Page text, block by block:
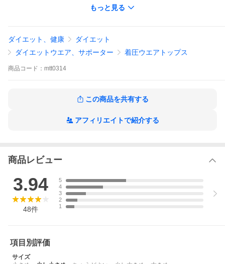
・自然に背筋が伸び、お腹が凹み、スマートに。 ベルト も緩く
・有酸素運動や、長時間のウェイトトレーニングにおいて、パフ
ォーマンスの低下を防ぎます。
・筋トレ 器具 マシン グッズ と合わせて トレーニング 効果UP
材質：ナイロン90％ スパンテックス10％
・金剛筋シャツ 金剛 シャツ パンプマッスル アンダーアーマー ヒ
ロミ とは異なる新商品です。
※メール便（ネコポス・送料無料・最短翌日お届け）での発送と
もっと見る
ダイエット、健康
ダイエット
ダイエットウエア、サポーター
着圧ウエアトップス
商品 コード： mtt0314
この商品を共有する
アフィリエイトで紹介する
商品レビュー
3.94
48件
5
4
3
2
1
項目別評価
サイズ